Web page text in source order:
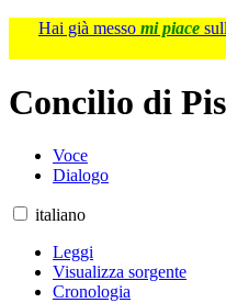
Hai già messo mi piace
Concilio di
Voce
Dialogo
italiano
Leggi
Visualizza sorgente
Cronologia